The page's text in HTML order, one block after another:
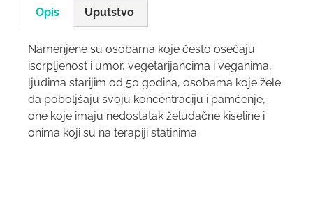
Opis Uputstvo
Namenjene su osobama koje često osećaju
iscrpljenost i umor, vegetarijancima i veganima,
ljudima starijim od 50 godina, osobama koje žele
da poboljšaju svoju koncentraciju i pamćenje,
one koje imaju nedostatak želudačne kiseline i
onima koji su na terapiji statinima.